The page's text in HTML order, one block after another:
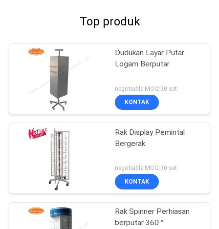
Top produk
Dudukan Layar Putar
Logam Berputar
negotiable MOQ:30 set
KONTAK
Rak Display Pemintal
Bergerak
negotiable MOQ:30 set
KONTAK
Rak Spinner Perhiasan
berputar 360 °